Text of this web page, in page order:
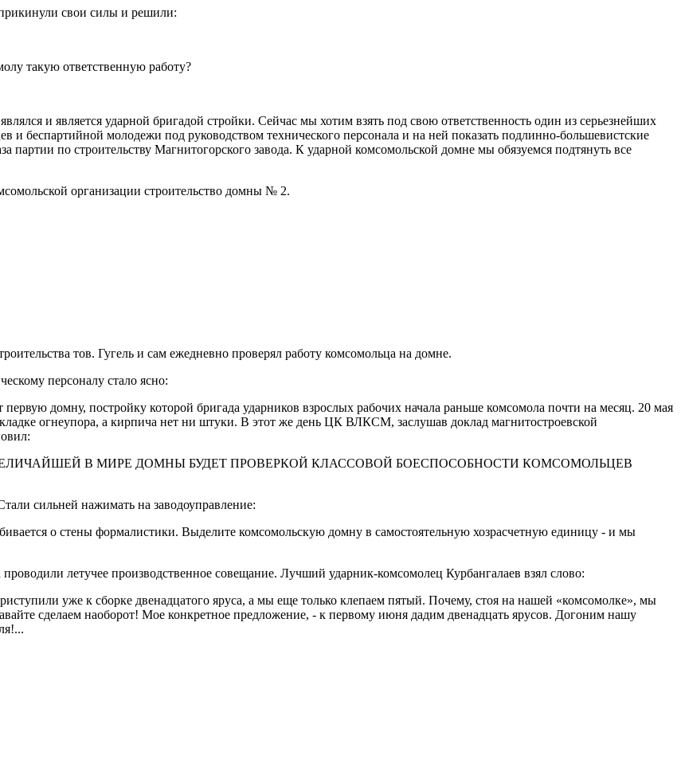
свои силы и решили:
такую ответственную работу?
и является ударной бригадой стройки. Сейчас мы хотим взять под свою ответственность один из серьезнейших
и беспартийной молодежи под руководством технического персонала и на ней показать подлинно-большевистские
по строительству Магнитогорского завода. К ударной комсомольской домне мы обязуемся подтянуть все
организации строительство домны № 2.
тов. Гугель и сам ежедневно проверял работу комсомольца на домне.
персоналу стало ясно:
домну, постройку которой бригада ударников взрослых рабочих начала раньше комсомола почти на месяц. 20 мая
огнеупора, а кирпича нет ни штуки. В этот же день ЦК ВЛКСМ, заслушав доклад магнитостроевской
В МИРЕ ДОМНЫ БУДЕТ ПРОВЕРКОЙ КЛАССОВОЙ БОЕСПОСОБНОСТИ КОМСОМОЛЬЦЕВ
сильней нажимать на заводоуправление:
о стены формалистики. Выделите комсомольскую домну в самостоятельную хозрасчетную единицу - и мы
летучее производственное совещание. Лучший ударник-комсомолец Курбангалаев взял слово:
уже к сборке двенадцатого яруса, а мы еще только клепаем пятый. Почему, стоя на нашей «комсомолке», мы
сделаем наоборот! Мое конкретное предложение, - к первому июня дадим двенадцать ярусов. Догоним нашу